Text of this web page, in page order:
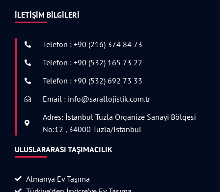
İLETIŞIM BILGILERI
Telefon : +90 (216) 374 84 73
Telefon : +90 (532) 165 73 22
Telefon : +90 (532) 692 73 33
Email : info@sarallojistik.com.tr
Adres: İstanbul Tuzla Organize Sanayi Bölgesi
No:12 , 34000 Tuzla/İstanbul
ULUSLARARASI TAŞIMACILIK
Almanya Ev Taşıma